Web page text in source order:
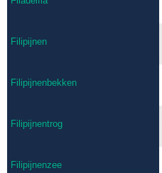
Filipijnen
Filipijnenbekken
Filipijnentrog
Filipijnenzee